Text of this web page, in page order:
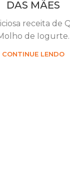
DAS MÃES
receita de
de Iogurte.
CONTINUE LENDO